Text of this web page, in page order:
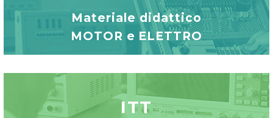
Materiale didattico
MOTOR e ELETTRO
ITT